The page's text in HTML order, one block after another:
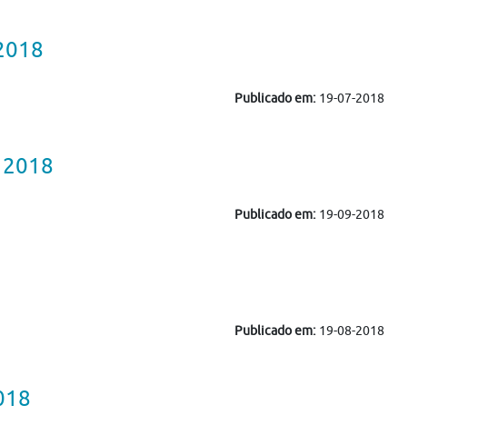
Publicado em:19-07-2018
Publicado em:19-09-2018
Publicado em:19-08-2018